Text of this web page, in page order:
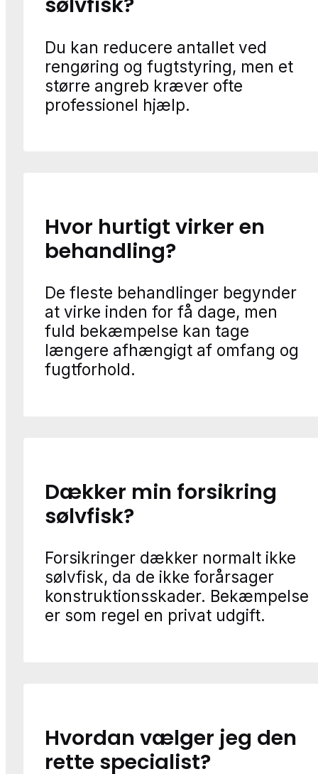
Du kan reducere antallet ved
rengøring og fugtstyring, men et
større angreb kræver ofte
professionel hjælp.
Hvor hurtigt virker en
behandling?
De fleste behandlinger begynder
at virke inden for få dage, men
fuld bekæmpelse kan tage
længere afhængigt af omfang og
fugtforhold.
Dækker min forsikring
sølvfisk?
Forsikringer dækker normalt ikke
sølvfisk, da de ikke forårsager
konstruktionsskader. Bekæmpelse
er som regel en privat udgift.
Hvordan vælger jeg den
rette specialist?